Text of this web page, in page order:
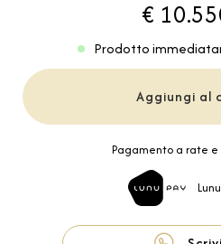
€
Prodotto
Aggiungi al
Pagamento a rate